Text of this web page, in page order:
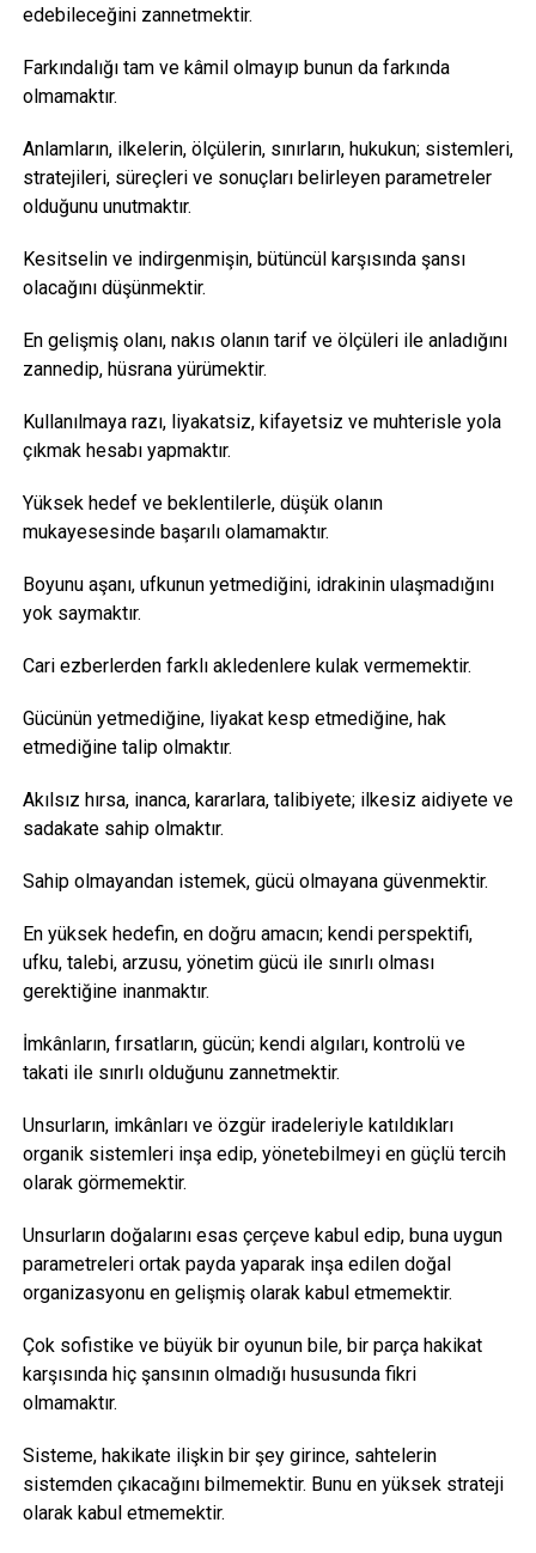
edebileceğini zannetmektir.
Farkındalığı tam ve kâmil olmayıp bunun da farkında
olmamaktır.
Anlamların, ilkelerin, ölçülerin, sınırların, hukukun; sistemleri,
stratejileri, süreçleri ve sonuçları belirleyen parametreler
olduğunu unutmaktır.
Kesitselin ve indirgenmişin, bütüncül karşısında şansı
olacağını düşünmektir.
En gelişmiş olanı, nakıs olanın tarif ve ölçüleri ile anladığını
zannedip, hüsrana yürümektir.
Kullanılmaya razı, liyakatsiz, kifayetsiz ve muhterisle yola
çıkmak hesabı yapmaktır.
Yüksek hedef ve beklentilerle, düşük olanın
mukayesesinde başarılı olamamaktır.
Boyunu aşanı, ufkunun yetmediğini, idrakinin ulaşmadığını
yok saymaktır.
Cari ezberlerden farklı akledenlere kulak vermemektir.
Gücünün yetmediğine, liyakat kesp etmediğine, hak
etmediğine talip olmaktır.
Akılsız hırsa, inanca, kararlara, talibiyete; ilkesiz aidiyete ve
sadakate sahip olmaktır.
Sahip olmayandan istemek, gücü olmayana güvenmektir.
En yüksek hedefin, en doğru amacın; kendi perspektifi,
ufku, talebi, arzusu, yönetim gücü ile sınırlı olması
gerektiğine inanmaktır.
İmkânların, fırsatların, gücün; kendi algıları, kontrolü ve
takati ile sınırlı olduğunu zannetmektir.
Unsurların, imkânları ve özgür iradeleriyle katıldıkları
organik sistemleri inşa edip, yönetebilmeyi en güçlü tercih
olarak görmemektir.
Unsurların doğalarını esas çerçeve kabul edip, buna uygun
parametreleri ortak payda yaparak inşa edilen doğal
organizasyonu en gelişmiş olarak kabul etmemektir.
Çok sofistike ve büyük bir oyunun bile, bir parça hakikat
karşısında hiç şansının olmadığı hususunda fikri
olmamaktır.
Sisteme, hakikate ilişkin bir şey girince, sahtelerin
sistemden çıkacağını bilmemektir. Bunu en yüksek strateji
olarak kabul etmemektir.